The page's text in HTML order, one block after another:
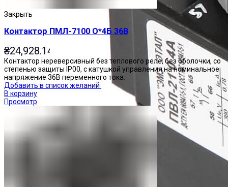
Закрыть
Контактор ПМЛ-7100 О*4Б 36В
₴24,928.14
Контактор нереверсивный без теплового реле, без оболочки, со
степенью защиты IP00, с катушкой управления на номинальное
напряжение 36В переменного тока.
Добавить в список желаний
В корзину
Просмотр